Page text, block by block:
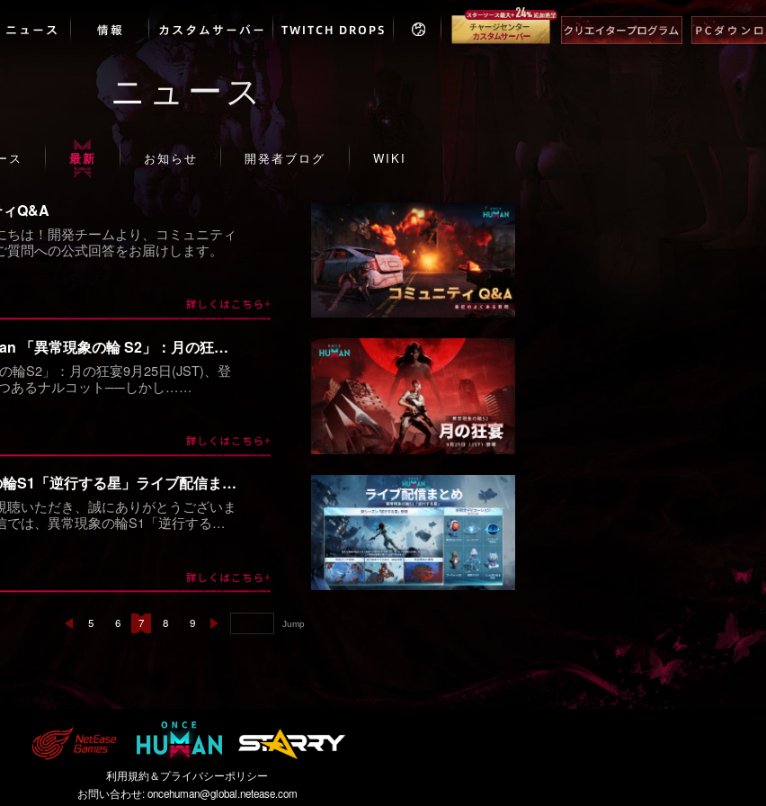
ニュース 情報 カスタムサーバー TWITCH DROPS
ニュース
ス 最新 お知らせ 開発者ブログ WIKI
Q&A
ちは！開発チームより、コミュニティ
問への公式回答をお届けします。
OnceHuman 「異常現象の輪 S2」：月の狂宴 9月25日(JST)、登場予定!
輪S2」：月の狂宴9月25日(JST)、登
あるナルコット──しかし……
異常現象の輪S1「逆行する星」ライブ配信まとめ
聴いただき、誠にありがとうございま
では、異常現象の輪S1「逆行する
5 6 7 8 9 Jump
利用規約＆プライバシーポリシー
お問い合わせ:oncehuman@global.netease.com